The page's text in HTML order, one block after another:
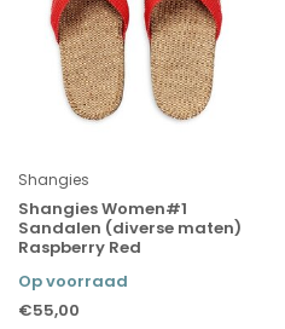
Shangies
Shangies Women#1
Sandalen (diverse maten)
Raspberry Red
Op voorraad
€55,00